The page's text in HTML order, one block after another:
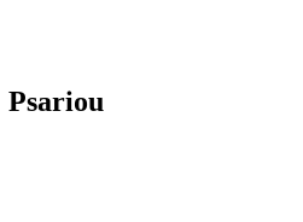
Psariou